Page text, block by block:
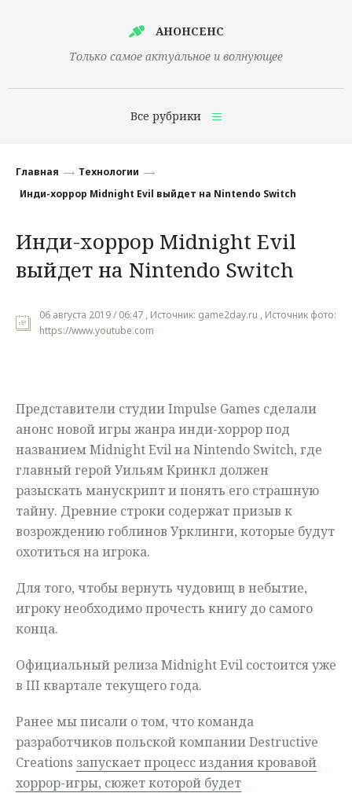
АНОНСЕНС
Только самое актуальное и волнующее
Все рубрики
Финансы
Наука
Культура
Общество
Происшествия
Главная
Технологии
Инди-хоррор Midnight Evil выйдет на Nintendo Switch
Инди-хоррор Midnight Evil
выйдет на Nintendo Switch
06 августа 2019 / 06:47 , Источник: game2day.ru , Источник фото:
https://www.youtube.com
Представители студии Impulse Games сделали
анонс новой игры жанра инди-хоррор под
названием Midnight Evil на Nintendo Switch, где
главный герой Уильям Кринкл должен
разыскать манускрипт и понять его страшную
тайну. Древние строки содержат призыв к
возрождению гоблинов Урклинги, которые будут
охотиться на игрока.
Для того, чтобы вернуть чудовищ в небытие,
игроку необходимо прочесть книгу до самого
конца.
Официальный релиза Midnight Evil состоится уже
в III квартале текущего года.
Ранее мы писали о том, что команда
разработчиков польской компании Destructive
Creations запускает процесс издания кровавой
хоррор-игры, сюжет которой будет